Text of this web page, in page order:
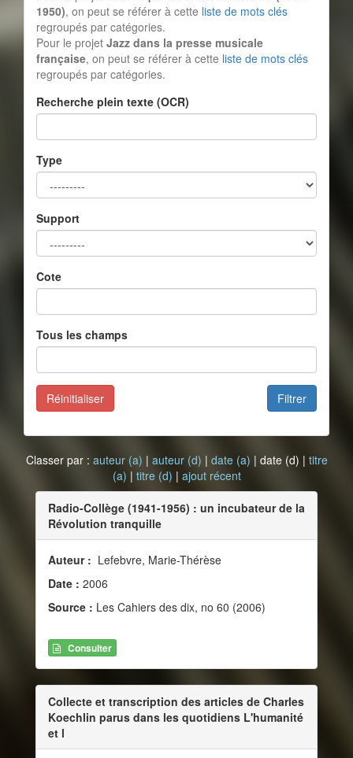
1950), on peut se référer à cette liste de mots clés
regroupés par catégories.
Pour le projet Jazz dans la presse musicale
française, on peut se référer à cette liste de mots clés
regroupés par catégories.
Recherche plein texte (OCR)
Type
Support
Cote
Tous les champs
Filtrer
Réinitialiser
Classer par : auteur (a) | auteur (d) | date (a) | date (d) | titre
(a) | titre (d) | ajout récent
Radio-Collège (1941-1956) : un incubateur de la
Révolution tranquille
Auteur : Lefebvre, Marie-Thérèse
Date : 2006
Source : Les Cahiers des dix, no 60 (2006)
Consulter
Collecte et transcription des articles de Charles
Koechlin parus dans les quotidiens L'humanité
et l